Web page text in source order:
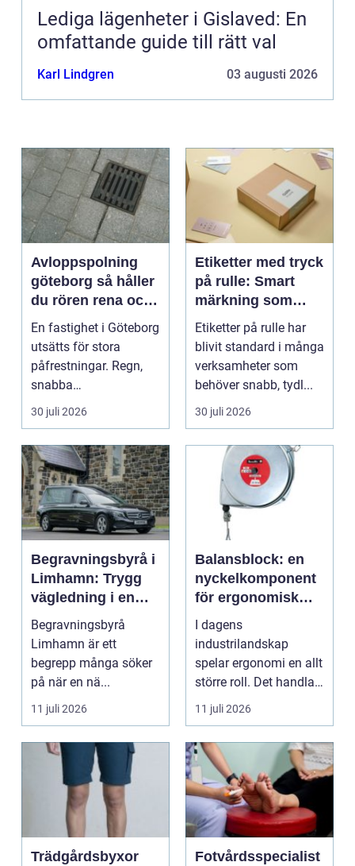
Lediga lägenheter i Gislaved: En
omfattande guide till rätt val
Karl Lindgren 03 augusti 2026
Avloppspolning
göteborg så håller
du rören rena och
trygga året runt
En fastighet i Göteborg
utsätts för stora
påfrestningar. Regn,
snabba
temperaturväxlingar
och äldre ...
30 juli 2026
Etiketter med tryck
på rulle: Smart
märkning som
stärker både flöde
och varumärke
Etiketter på rulle har
blivit standard i många
verksamheter som
behöver snabb, tydl...
30 juli 2026
Begravningsbyrå i
Limhamn: Trygg
vägledning i en
svår tid
Begravningsbyrå
Limhamn är ett
begrepp många söker
på när en nä...
11 juli 2026
Balansblock: en
nyckelkomponent
för ergonomisk
effektivitet
I dagens
industrilandskap
spelar ergonomi en allt
större roll. Det handlar
inte bara om att skapa
en...
11 juli 2026
Trädgårdsbyxor
Fotvårdsspecialist